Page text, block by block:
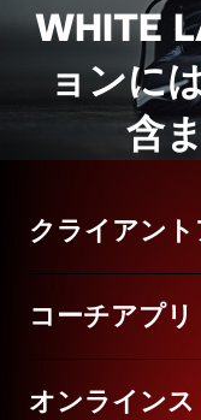
WHITE
ョンに
含
クライアント
コーチアプリ
オンライン